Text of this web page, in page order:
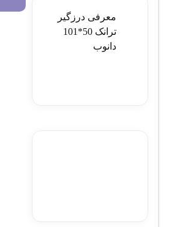
معرفی درزگير
ترانک 50*101
دانوب